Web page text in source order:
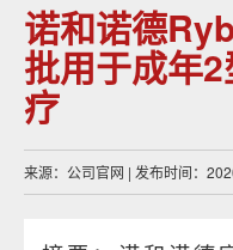
诺和诺德
批用于成年
疗
来源：公司官网 | 发布时间：